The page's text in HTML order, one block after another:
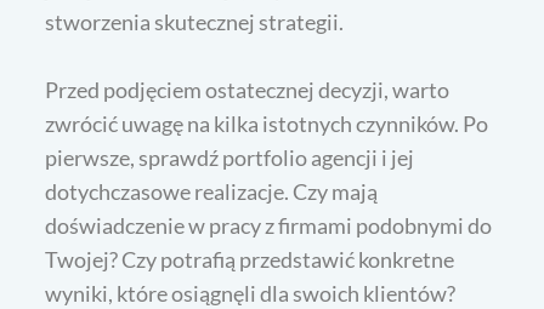
stworzenia skutecznej strategii.
Przed podjęciem ostatecznej decyzji, warto
zwrócić uwagę na kilka istotnych czynników. Po
pierwsze, sprawdź portfolio agencji i jej
dotychczasowe realizacje. Czy mają
doświadczenie w pracy z firmami podobnymi do
Twojej? Czy potrafią przedstawić konkretne
wyniki, które osiągnęli dla swoich klientów?